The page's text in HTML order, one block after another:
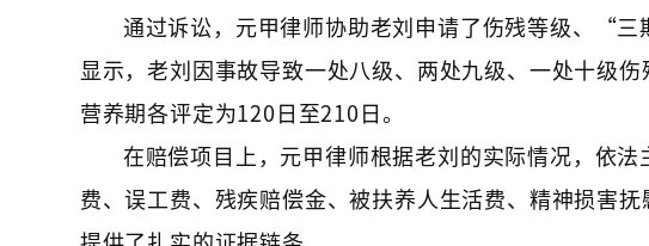
通过诉讼，元甲律师协助老刘申请了伤残等级、“
显示，老刘因事故导致一处八级、两处九级、一处十级
营养期各评定为120日至210日。
在赔偿项目上，元甲律师根据老刘的实际情况，依
费、误工费、残疾赔偿金、被扶养人生活费、精神损害